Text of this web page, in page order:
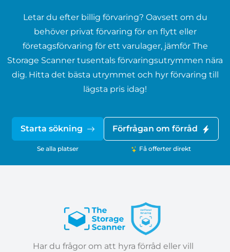
Letar du efter billig förvaring? Oavsett om du
behöver privat förvaring för en flytt eller
företagsförvaring för ett varulager, jämför The
Storage Scanner tusentals förvaringsutrymmen nära
dig. Hitta det bästa utrymmet och hyr förvaring till
lägsta pris idag!
Starta sökning
Se alla platser
Förfrågan om förråd
Få offerter direkt
Har du frågor om att hyra förråd eller vill